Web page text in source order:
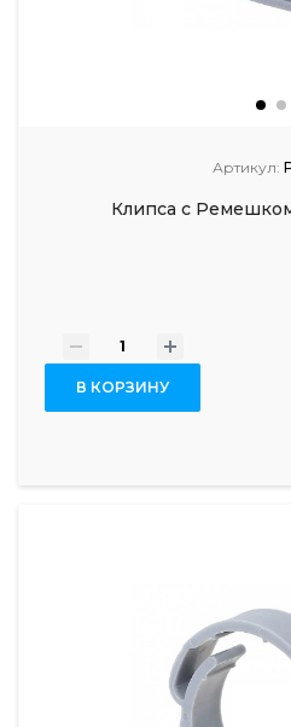
Артикул:
Клипса с
- +
В КОРЗИНУ